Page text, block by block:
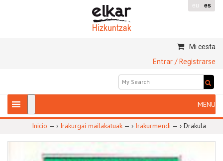
eu es
Mi cesta
Entrar / Registrarse
Inicio — › Irakurgai mailakatuak — › Irakurmendi — › Drakula